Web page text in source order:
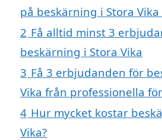
på beskärning i Stora
2 Få alltid minst 3
beskärning i Stora Vika
3 Få 3 erbjudanden för
Vika från professionella
4 Hur mycket kostar
Vika?